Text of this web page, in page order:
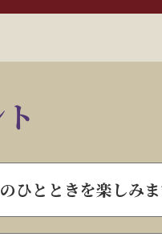
ひとときを楽しみま